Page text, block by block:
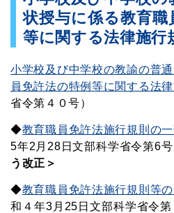
状授与に係る教育職
等に関する法律施行
小学校及び中学校の教諭の普
員免許法の特例等に関する法律
省令第４０号）
◆教育職員免許法施行規則の
5年2月28日文部科学省令第6号
う改正＞
◆教育職員免許法施行規則等
和４年3月25日文部科学省令第